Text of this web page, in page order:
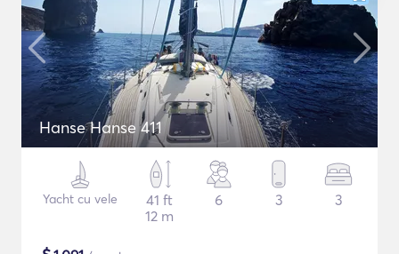
Hanse Hanse 411
Yacht cu vele
41 ft
12 m
6 3 3